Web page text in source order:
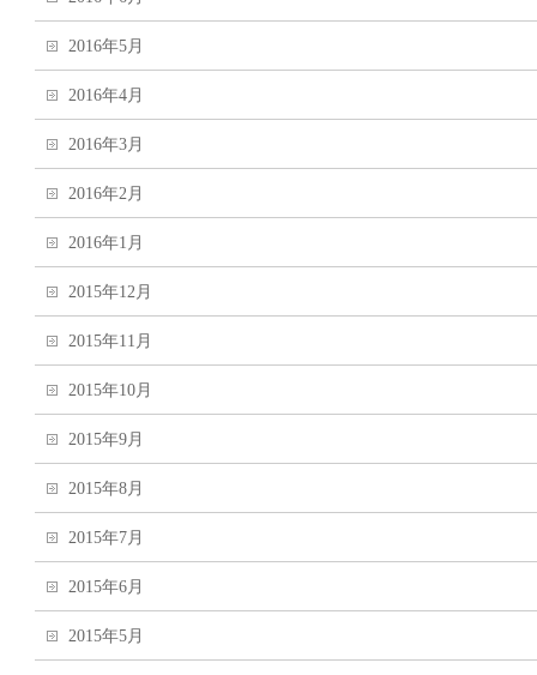
2016年5月
2016年4月
2016年3月
2016年2月
2016年1月
2015年12月
2015年11月
2015年10月
2015年9月
2015年8月
2015年7月
2015年6月
2015年5月